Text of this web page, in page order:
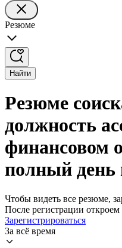
Резюме
Найти
Резюме
должность
финансовом
полный день
Чтобы видеть все резюме,
После регистрации откроем
Зарегистрироваться
За всё время